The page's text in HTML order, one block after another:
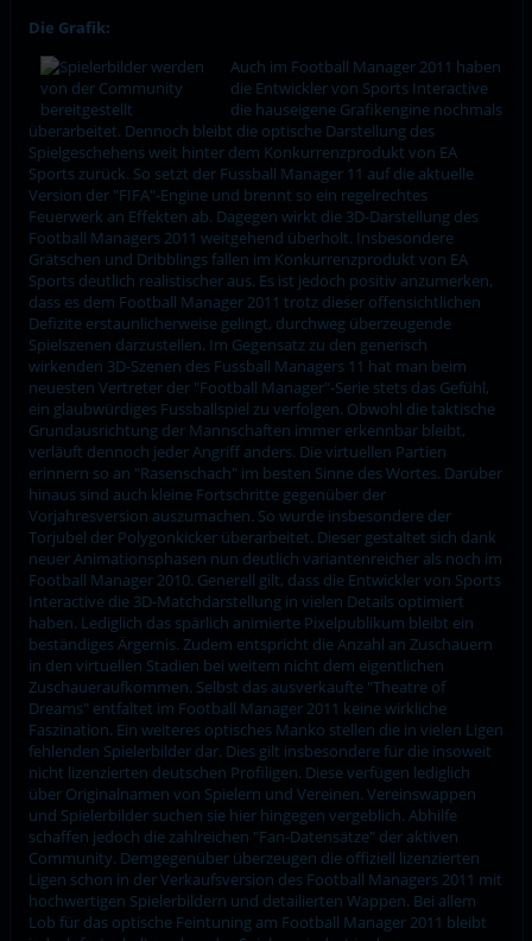
Die Grafik:
Auch im Football Manager 2011 haben
die Entwickler von Sports Interactive
die hauseigene Grafikengine nochmals
überarbeitet. Dennoch bleibt die optische Darstellung des
Spielgeschehens weit hinter dem Konkurrenzprodukt von EA
Sports zurück. So setzt der Fussball Manager 11 auf die aktuelle
Version der "FIFA"-Engine und brennt so ein regelrechtes
Feuerwerk an Effekten ab. Dagegen wirkt die 3D-Darstellung des
Football Managers 2011 weitgehend überholt. Insbesondere
Grätschen und Dribblings fallen im Konkurrenzprodukt von EA
Sports deutlich realistischer aus. Es ist jedoch positiv anzumerken,
dass es dem Football Manager 2011 trotz dieser offensichtlichen
Defizite erstaunlicherweise gelingt, durchweg überzeugende
Spielszenen darzustellen. Im Gegensatz zu den generisch
wirkenden 3D-Szenen des Fussball Managers 11 hat man beim
neuesten Vertreter der "Football Manager"-Serie stets das Gefühl,
ein glaubwürdiges Fussballspiel zu verfolgen. Obwohl die taktische
Grundausrichtung der Mannschaften immer erkennbar bleibt,
verläuft dennoch jeder Angriff anders. Die virtuellen Partien
erinnern so an "Rasenschach" im besten Sinne des Wortes. Darüber
hinaus sind auch kleine Fortschritte gegenüber der
Vorjahresversion auszumachen. So wurde insbesondere der
Torjubel der Polygonkicker überarbeitet. Dieser gestaltet sich dank
neuer Animationsphasen nun deutlich variantenreicher als noch im
Football Manager 2010. Generell gilt, dass die Entwickler von Sports
Interactive die 3D-Matchdarstellung in vielen Details optimiert
haben. Lediglich das spärlich animierte Pixelpublikum bleibt ein
beständiges Ärgernis. Zudem entspricht die Anzahl an Zuschauern
in den virtuellen Stadien bei weitem nicht dem eigentlichen
Zuschaueraufkommen. Selbst das ausverkaufte "Theatre of
Dreams" entfaltet im Football Manager 2011 keine wirkliche
Faszination. Ein weiteres optisches Manko stellen die in vielen Ligen
fehlenden Spielerbilder dar. Dies gilt insbesondere für die insoweit
nicht lizenzierten deutschen Profiligen. Diese verfügen lediglich
über Originalnamen von Spielern und Vereinen. Vereinswappen
und Spielerbilder suchen sie hier hingegen vergeblich. Abhilfe
schaffen jedoch die zahlreichen "Fan-Datensätze" der aktiven
Community. Demgegenüber überzeugen die offiziell lizenzierten
Ligen schon in der Verkaufsversion des Football Managers 2011 mit
hochwertigen Spielerbildern und detailierten Wappen. Bei allem
Lob für das optische Feintuning am Football Manager 2011 bleibt